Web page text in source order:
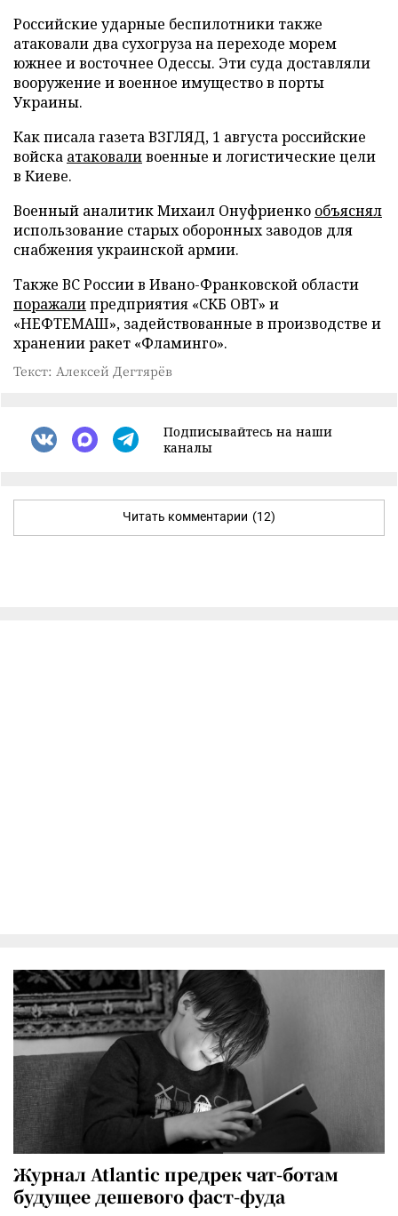
Российские ударные беспилотники также
атаковали два сухогруза на переходе морем
южнее и восточнее Одессы. Эти суда доставляли
вооружение и военное имущество в порты
Украины.
Как писала газета ВЗГЛЯД, 1 августа российские
войска атаковаливоенные и логистические цели
в Киеве.
Военный аналитик Михаил Онуфриенко объяснял
использование старых оборонных заводов для
снабжения украинской армии.
Также ВС России в Ивано-Франковской области
поражалипредприятия «СКБ ОВТ» и
«НЕФТЕМАШ», задействованные в производстве и
хранении ракет «Фламинго».
Текст: Алексей Дегтярёв
Подписывайтесь на наши
каналы
Читать комментарии (12)
Журнал Atlantic предрек чат-ботам
будущее дешевого фаст-фуда